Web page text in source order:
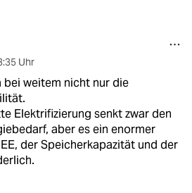
Uhr
bei weitem nicht nur die
Elektrifizierung senkt zwar den
aber es ein enormer
der Speicherkapazität und der